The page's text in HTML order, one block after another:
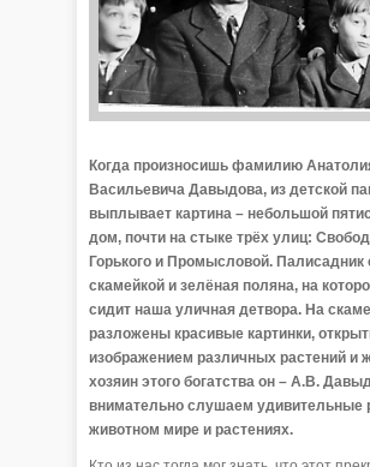
Когда произносишь фамилию
Васильевича Давыдова, из детской
выплывает картина – небольшой
дом, почти на стыке трёх улиц:
Горького и Промысловой. Палисадник
скамейкой и зелёная поляна, на
сидит наша уличная детвора. На
разложены красивые картинки,
изображением различных растений и
хозяин этого богатства он – А.В.
внимательно слушаем удивительные
животном мире и растениях.